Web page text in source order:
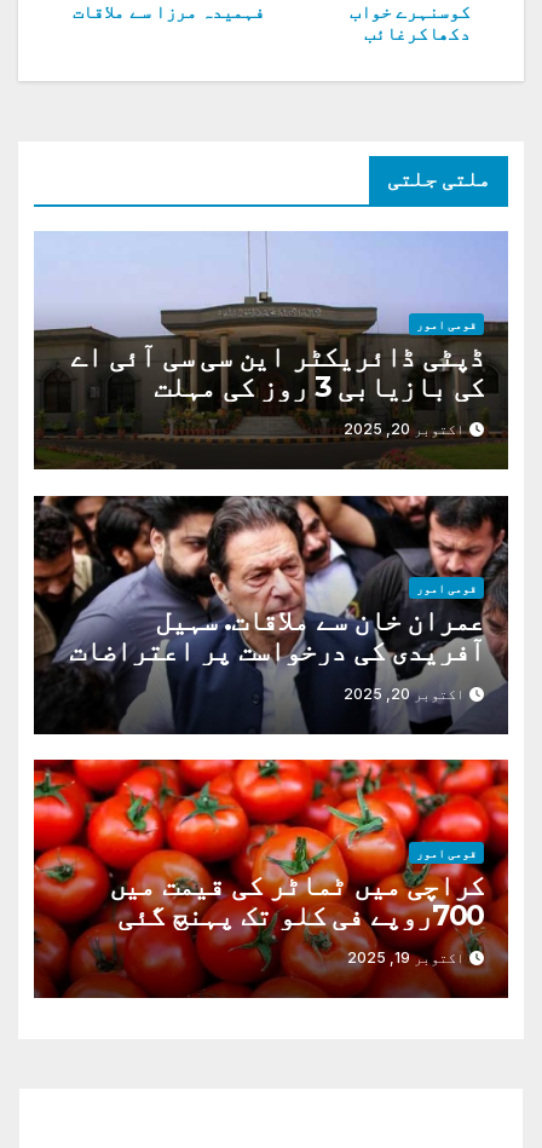
نیویگیشن
فہمیدہ مرزا سے ملاقات
کوسنہرے خواب
دکھاکرغائب
ملتی جلتی
قومی امور
ڈپٹی ڈائریکٹر این سی سی آئی اے
کی بازیابی 3 روز کی مہلت
اکتوبر 20, 2025
قومی امور
عمران خان سے ملاقات. سہیل
آفریدی کی درخواست پر اعتراضات
دوراکتوبر 20, 2025
قومی امور
کراچی میں ٹماٹر کی قیمت میں
700روپے فی کلو تک پہنچ گئی
اکتوبر 19, 2025